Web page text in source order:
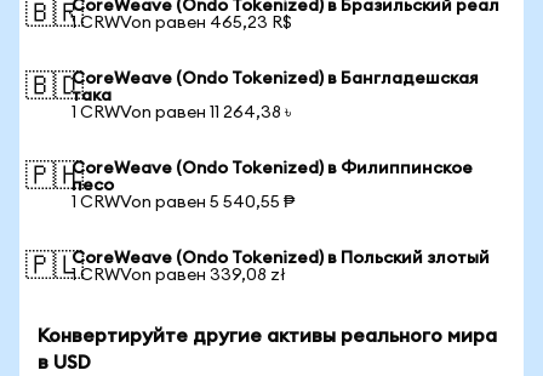
🇧🇷CoreWeave (Ondo Tokenized) в Бразильский реал
1 CRWVon равен 465,23 R$
🇧🇩CoreWeave (Ondo Tokenized) в Бангладешская
така
1 CRWVon равен 11 264,38 ৳
🇵🇭CoreWeave (Ondo Tokenized) в Филиппинское
песо
1 CRWVon равен 5 540,55 ₱
🇵🇱CoreWeave (Ondo Tokenized) в Польский злотый
1 CRWVon равен 339,08 zł
Конвертируйте другие активы реального мира
в USD